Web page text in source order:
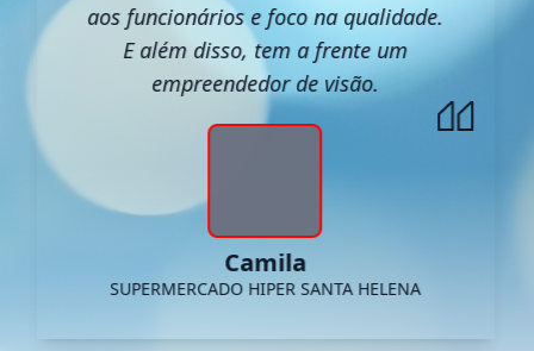
aos funcionários e foco na qualidade.
E além disso, tem a frente um
empreendedor de visão.
Camila
SUPERMERCADO HIPER SANTA HELENA